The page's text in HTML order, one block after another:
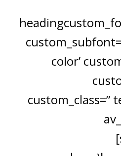
color’
custom_class=”